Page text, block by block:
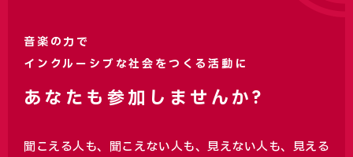
音楽の力で
インクルーシブな社会をつくる活動に
あなたも参加しませんか?
聞こえる人も、聞こえない人も、見えない人も、見える